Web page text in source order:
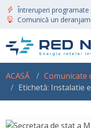
Întreruperi programate
Comunică un
ACASĂ
Comunicate
Etichetă: Instalatie